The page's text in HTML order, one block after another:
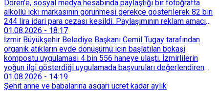
Dören'e, sosyal medya hesabında paylaştığı bir fotoğrafta
alkollü içki markasının görünmesi gerekçe gösterilerek 82 bin
244 lira idari para cezası kesildi. Paylaşımının reklam amacı
taşımadığını savunan Dören, cezanın iptali için yargıya
başvurdu.
01.08.2026 - 18:17
İzmir Büyükşehir Belediye Başkanı Cemil Tugay tarafından
organik atıkların evde dönüşümü için başlatılan bokaşi
kompostu uygulaması 4 bin 556 haneye ulaştı. İzmirlilerin
yoğun ilgi gösterdiği uygulamada başvuruları değerlendiren
Tarımsal Hizmetler Dairesi Başkanlığı, farklı ilçelerde toplam
128 bokaşi kompost eğitimi düzenleyerek İzmirlileri
01.08.2026 - 14:19
Şehit anne ve babalarına asgari ücret kadar aylık